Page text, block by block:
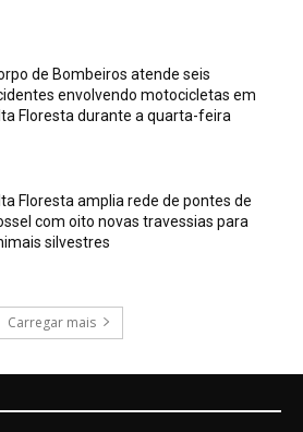
de Bombeiros atende seis
envolvendo motocicletas em
Floresta durante a quarta-feira
Floresta amplia rede de pontes de
com oito novas travessias para
silvestres
Carregar mais